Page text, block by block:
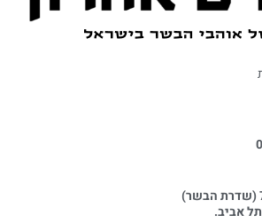
אביב.